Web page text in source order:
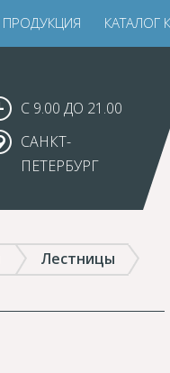
ПРОДУКЦИЯ КАТАЛОГ
С 9.00 ДО 21.00
САНКТ-
ПЕТЕРБУРГ
Лестницы